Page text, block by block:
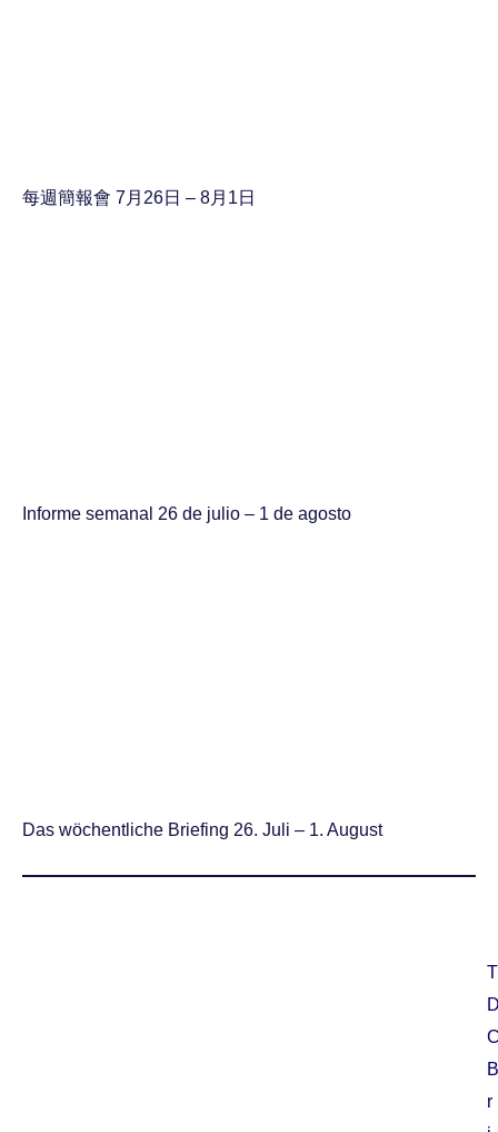
每週簡報會 7月26日 – 8月1日
Informe semanal 26 de julio – 1 de agosto
Das wöchentliche Briefing 26. Juli – 1. August
T
B
r